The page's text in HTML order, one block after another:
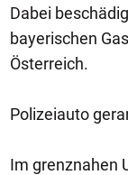
Dabei
bayerischen
Österreich.
Polizeiauto
Im grenznahen